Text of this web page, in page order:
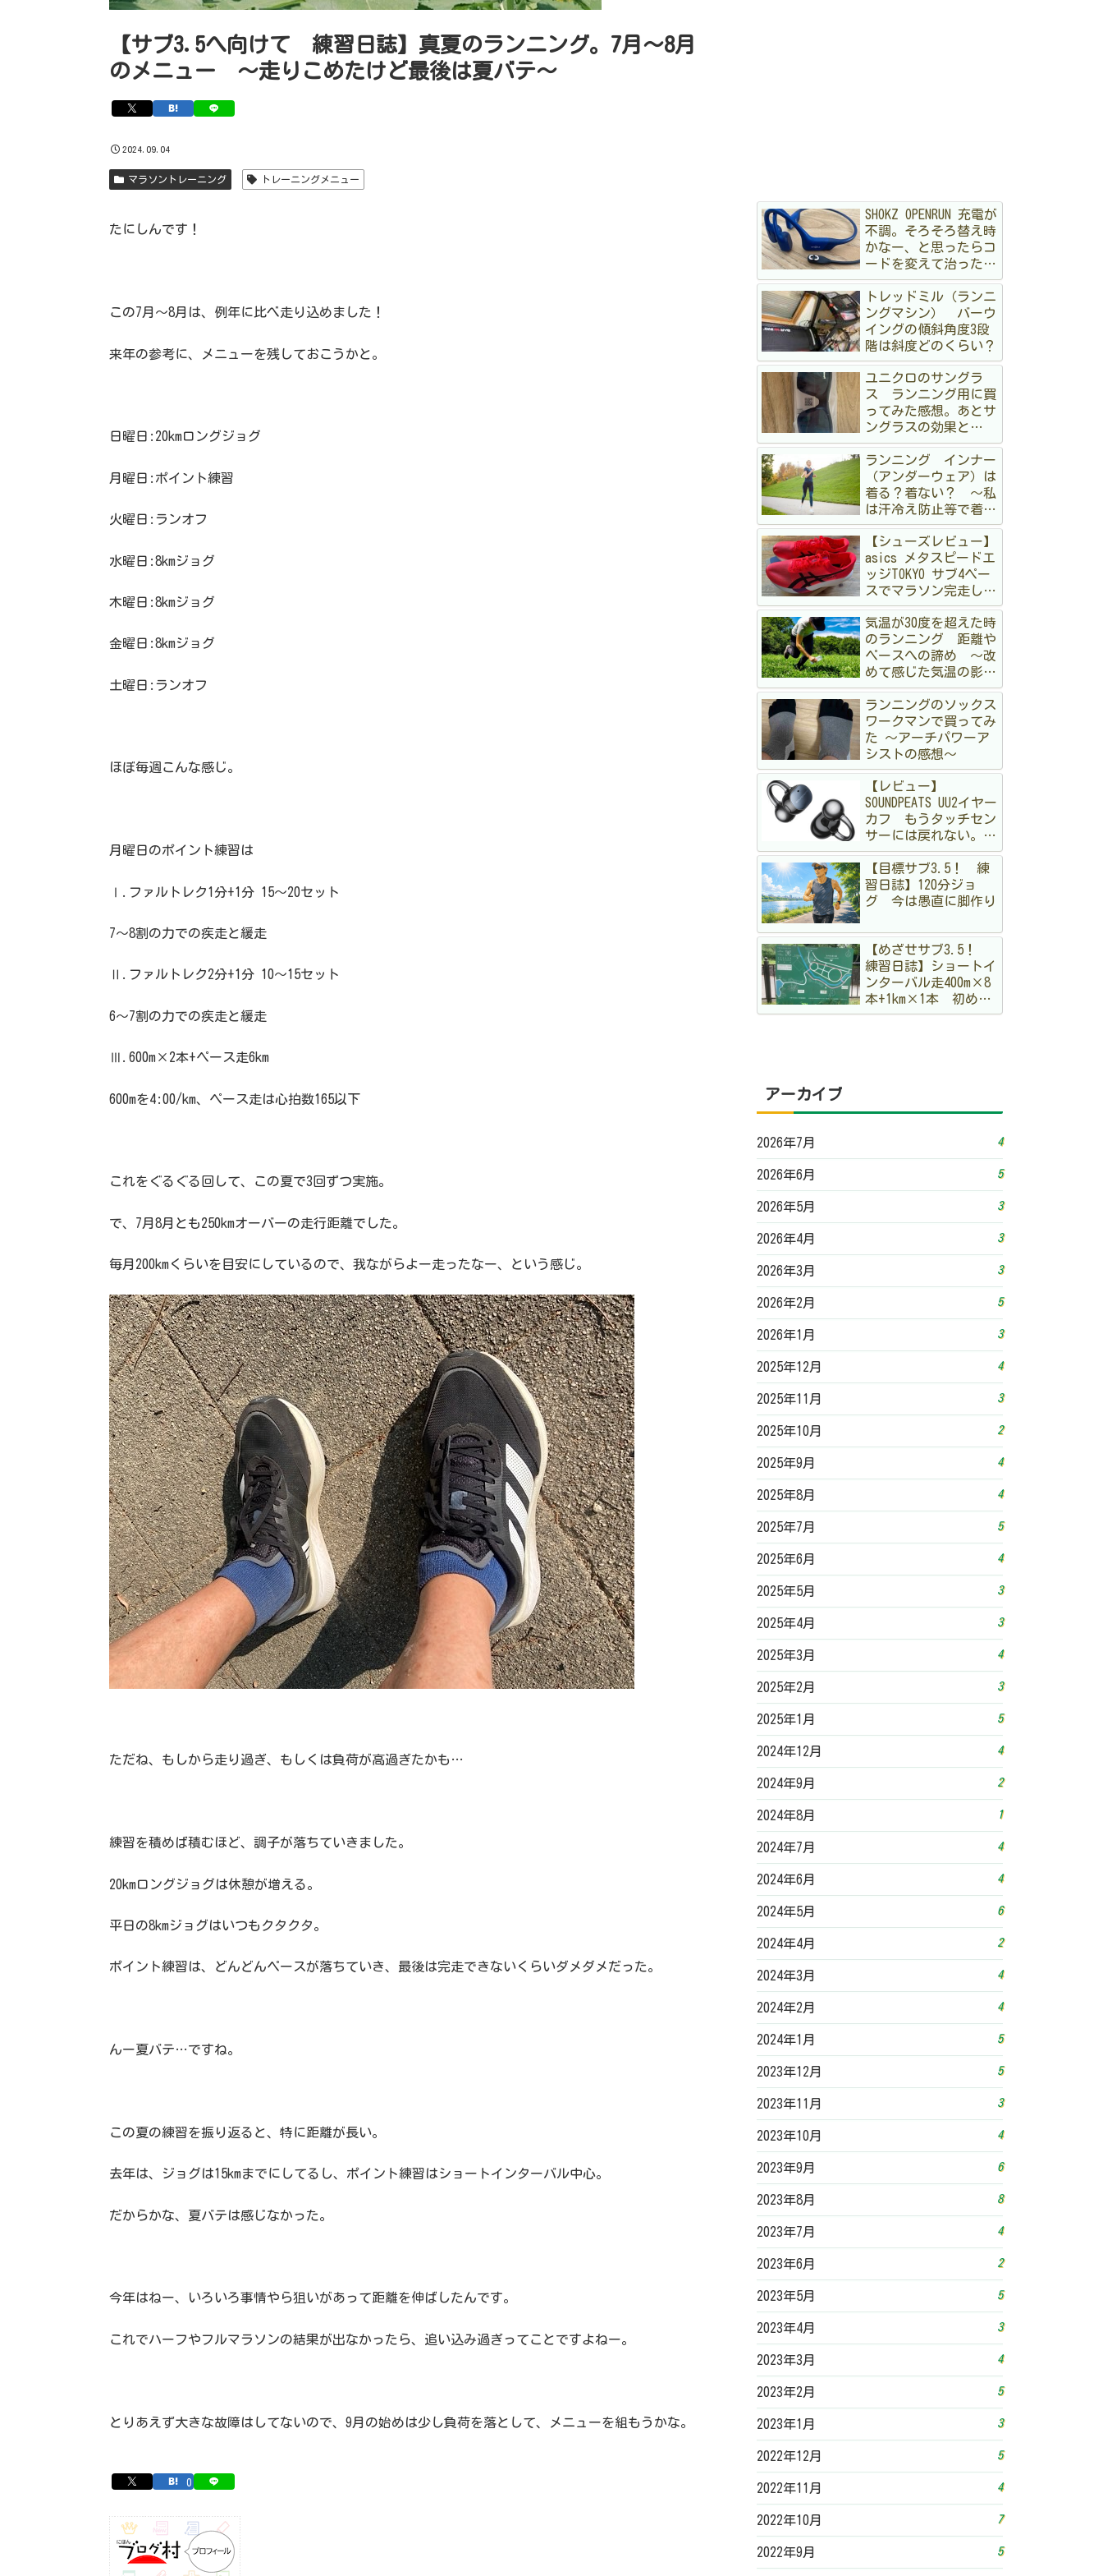
【サブ3.5へ向けて 練習日誌】真夏のランニング。7月〜8月
のメニュー 〜走りこめたけど最後は夏バテ〜
2024.09.04
マラソントレーニング トレーニングメニュー
たにしんです！
この7月〜8月は、例年に比べ走り込めました！
来年の参考に、メニューを残しておこうかと。
日曜日:20kmロングジョグ
月曜日:ポイント練習
火曜日:ランオフ
水曜日:8kmジョグ
木曜日:8kmジョグ
金曜日:8kmジョグ
土曜日:ランオフ
ほぼ毎週こんな感じ。
月曜日のポイント練習は
Ⅰ.ファルトレク1分+1分 15〜20セット
7〜8割の力での疾走と緩走
Ⅱ.ファルトレク2分+1分 10〜15セット
6〜7割の力での疾走と緩走
Ⅲ.600m×2本+ペース走6km
600mを4:00/km、ペース走は心拍数165以下
これをぐるぐる回して、この夏で3回ずつ実施。
で、7月8月とも250kmオーバーの走行距離でした。
毎月200kmくらいを目安にしているので、我ながらよー走ったなー、という感じ。
ただね、もしから走り過ぎ、もしくは負荷が高過ぎたかも…
練習を積めば積むほど、調子が落ちていきました。
20kmロングジョグは休憩が増える。
平日の8kmジョグはいつもクタクタ。
ポイント練習は、どんどんペースが落ちていき、最後は完走できないくらいダメダメだった。
んー夏バテ…ですね。
この夏の練習を振り返ると、特に距離が長い。
去年は、ジョグは15kmまでにしてるし、ポイント練習はショートインターバル中心。
だからかな、夏バテは感じなかった。
今年はねー、いろいろ事情やら狙いがあって距離を伸ばしたんです。
これでハーフやフルマラソンの結果が出なかったら、追い込み過ぎってことですよねー。
とりあえず大きな故障はしてないので、9月の始めは少し負荷を落として、メニューを組もうかな。
0
SHOKZ OPENRUN 充電が
不調。そろそろ替え時
かなー、と思ったらコ
ードを変えて治ったハ
ナシ
トレッドミル（ランニ
ングマシン） バーウ
イングの傾斜角度3段
階は斜度どのくらい？
ユニクロのサングラ
ス ランニング用に買
ってみた感想。あとサ
ングラスの効果と
か 〜オークリーも持
ってるけど〜
ランニング インナー
（アンダーウェア）は
着る？着ない？ 〜私
は汗冷え防止等で着る
派です〜
【シューズレビュー】
asics メタスピードエ
ッジTOKYO サブ4ペー
スでマラソン完走して
みた
気温が30度を超えた時
のランニング 距離や
ペースへの諦め 〜改
めて感じた気温の影
響〜
ランニングのソックス
ワークマンで買ってみ
た 〜アーチパワーア
シストの感想〜
【レビュー】
SOUNDPEATS UU2イヤー
カフ もうタッチセン
サーには戻れない。走
る私が「物理ボタン」
に狂喜乱舞した理由
【目標サブ3.5！ 練
習日誌】120分ジョ
グ 今は愚直に脚作り
【めざせサブ3.5！
練習日誌】ショートイ
ンターバル走400m×8
本+1km×1本 初めて
のメニュー。まだ手探
アーカイブ
2026年7月 4
2026年6月 5
2026年5月 3
2026年4月 3
2026年3月 3
2026年2月 5
2026年1月 3
2025年12月 4
2025年11月 3
2025年10月 2
2025年9月 4
2025年8月 4
2025年7月 5
2025年6月 4
2025年5月 3
2025年4月 3
2025年3月 4
2025年2月 3
2025年1月 5
2024年12月 4
2024年9月 2
2024年8月 1
2024年7月 4
2024年6月 4
2024年5月 6
2024年4月 2
2024年3月 4
2024年2月 4
2024年1月 5
2023年12月 5
2023年11月 3
2023年10月 4
2023年9月 6
2023年8月 8
2023年7月 4
2023年6月 2
2023年5月 5
2023年4月 3
2023年3月 4
2023年2月 5
2023年1月 3
2022年12月 5
2022年11月 4
2022年10月 7
2022年9月 5